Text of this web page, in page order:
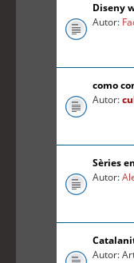
Diseny
Autor:
como
Autor:
Sèries
Autor:
Autor: